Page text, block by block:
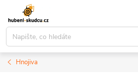
obsah
Hnojiva